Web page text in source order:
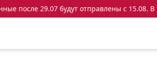
после 29.07 будут отправлены с 15.08.